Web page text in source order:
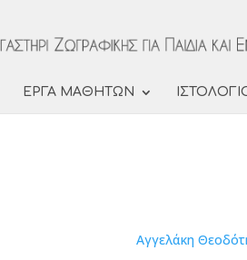
ΕΡΓΑ ΜΑΘΗΤΩΝ
Αγγελάκη